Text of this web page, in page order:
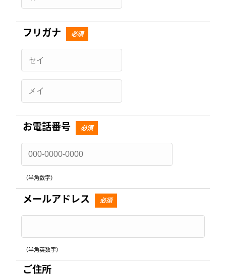
フリガナ 必須
お電話番号 必須
（半角数字）
メールアドレス 必須
（半角英数字）
ご住所